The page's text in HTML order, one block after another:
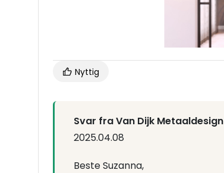
Nyttig
Svar fra Van Dijk Metaaldesign
2025.04.08
Beste Suzanna,